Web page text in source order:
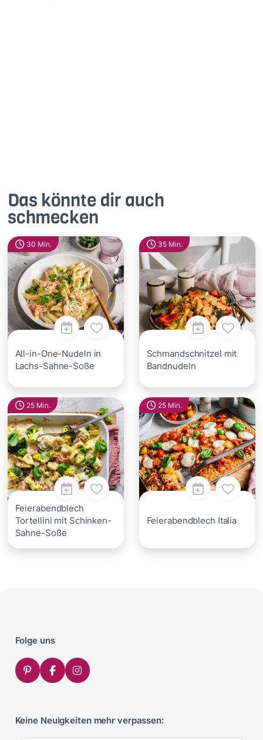
Das könnte dir auch
schmecken
30 Min.
All-in-One-Nudeln in
Lachs-Sahne-Soße
35 Min.
Schmandschnitzel mit
Bandnudeln
25 Min.
Feierabendblech
Tortellini mit Schinken-
Sahne-Soße
25 Min.
Feierabendblech Italia
Folge uns
Keine Neuigkeiten mehr verpassen: